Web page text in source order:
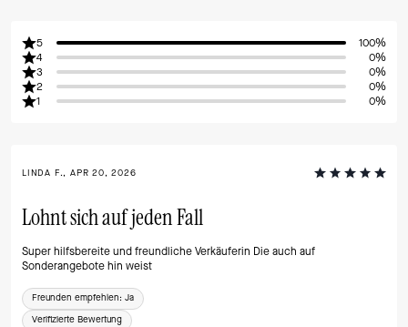
5
100%
4
0%
3
0%
2
0%
1
0%
LINDA F., APR 20, 2026
Lohnt sich auf jeden Fall
Super hilfsbereite und freundliche Verkäuferin Die auch auf
Sonderangebote hin weist
Freunden empfehlen: Ja
Verifizierte Bewertung